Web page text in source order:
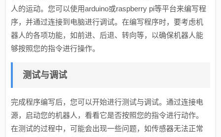
人的运动。您可以使用arduino或raspberry pi等平台来编写程
序，并通过连接到电脑进行调试。在编写程序时，要考虑机
器人的各项功能，如前进、后退、转向等，以确保机器人能
够按照您的指令进行操作。
测试与调试
完成程序编写后，您可以开始进行测试与调试。通过连接电
源，启动您的机器人，看看它是否按照您的指令进行动作。
在测试的过程中，可能会出现一些问题，如传感器无法正常